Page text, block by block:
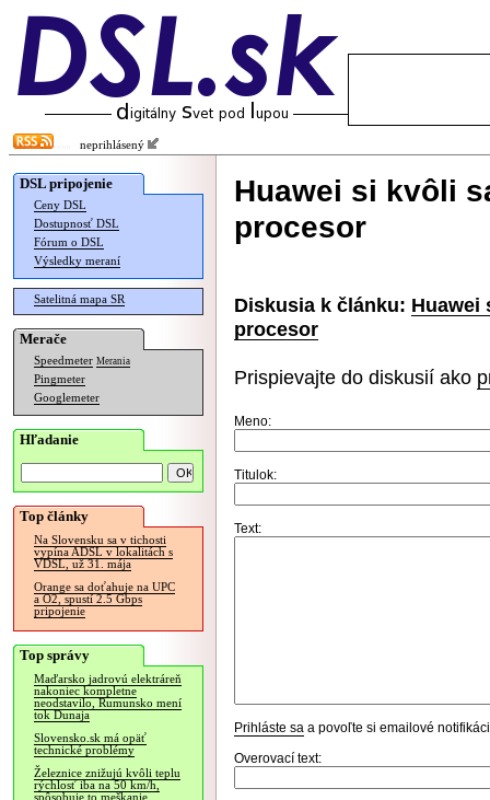
neprihlásený
DSL pripojenie
Ceny DSL
Dostupnosť DSL
Fórum o DSL
Výsledky meraní
Satelitná mapa SR
Merače
Speedmeter Merania
Pingmeter
Googlemeter
Hľadanie
Top články
Na Slovensku sa v tichosti
vypína ADSL v lokalitách s
VDSL, už 31. mája
Orange sa doťahuje na UPC
a O2, spustí 2.5 Gbps
pripojenie
Top správy
Maďarsko jadrovú elektráreň
nakoniec kompletne
neodstavilo, Rumunsko mení
tok Dunaja
Slovensko.sk má opäť
technické problémy
Železnice znižujú kvôli teplu
rýchlosť iba na 50 km/h,
spôsobuje to meškanie
Huawei si kvôli
procesor
Diskusia k článku: Huawei
procesor
Prispievajte do diskusií ako
Meno:
Titulok:
Text:
Prihláste sa a povoľte si emailové
Overovací text: